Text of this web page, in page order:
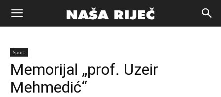
Naša
riječ
Sport
Memorijal „prof. Uzeir
Mehmedić“